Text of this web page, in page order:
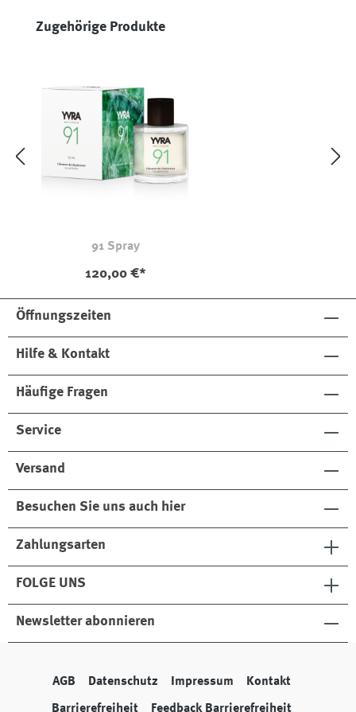
Produktgalerie überspringen
Zugehörige Produkte
91 Spray
120,00 €*
Öffnungszeiten
Hilfe & Kontakt
Häufige Fragen
Service
Versand
Besuchen Sie uns auch hier
Zahlungsarten
FOLGE UNS
Newsletter abonnieren
AGB Datenschutz Impressum Kontakt
Barrierefreiheit Feedback Barrierefreiheit